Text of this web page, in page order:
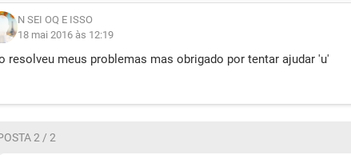
N SEI OQ E ISSO
18 mai 2016 às 12:19
resolveu meus problemas mas obrigado por tentar ajudar 'u'
2 / 2